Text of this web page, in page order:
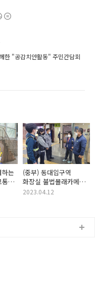
한 "공감치안활동" 주민간담회
하는
(중부) 동대입구역
화장실 불법몰래카메라
점검 실시
2023.04.12